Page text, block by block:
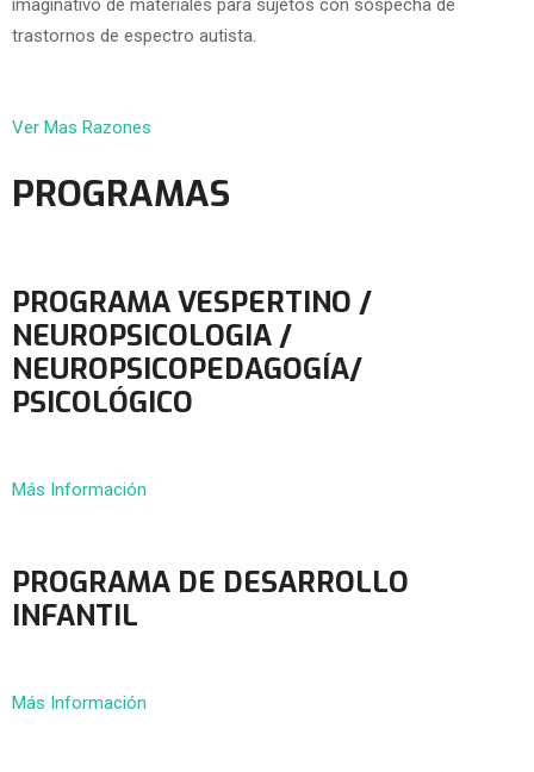
imaginativo de materiales para sujetos con sospecha de
trastornos de espectro autista.
Ver Mas Razones
PROGRAMAS
PROGRAMA VESPERTINO /
NEUROPSICOLOGIA /
NEUROPSICOPEDAGOGÍA/
PSICOLÓGICO
Más Información
PROGRAMA DE DESARROLLO
INFANTIL
Más Información